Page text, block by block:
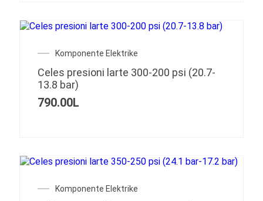
Komponente Elektrike
Celes presioni larte 300-200 psi (20.7-
13.8 bar)
790.00L
Komponente Elektrike